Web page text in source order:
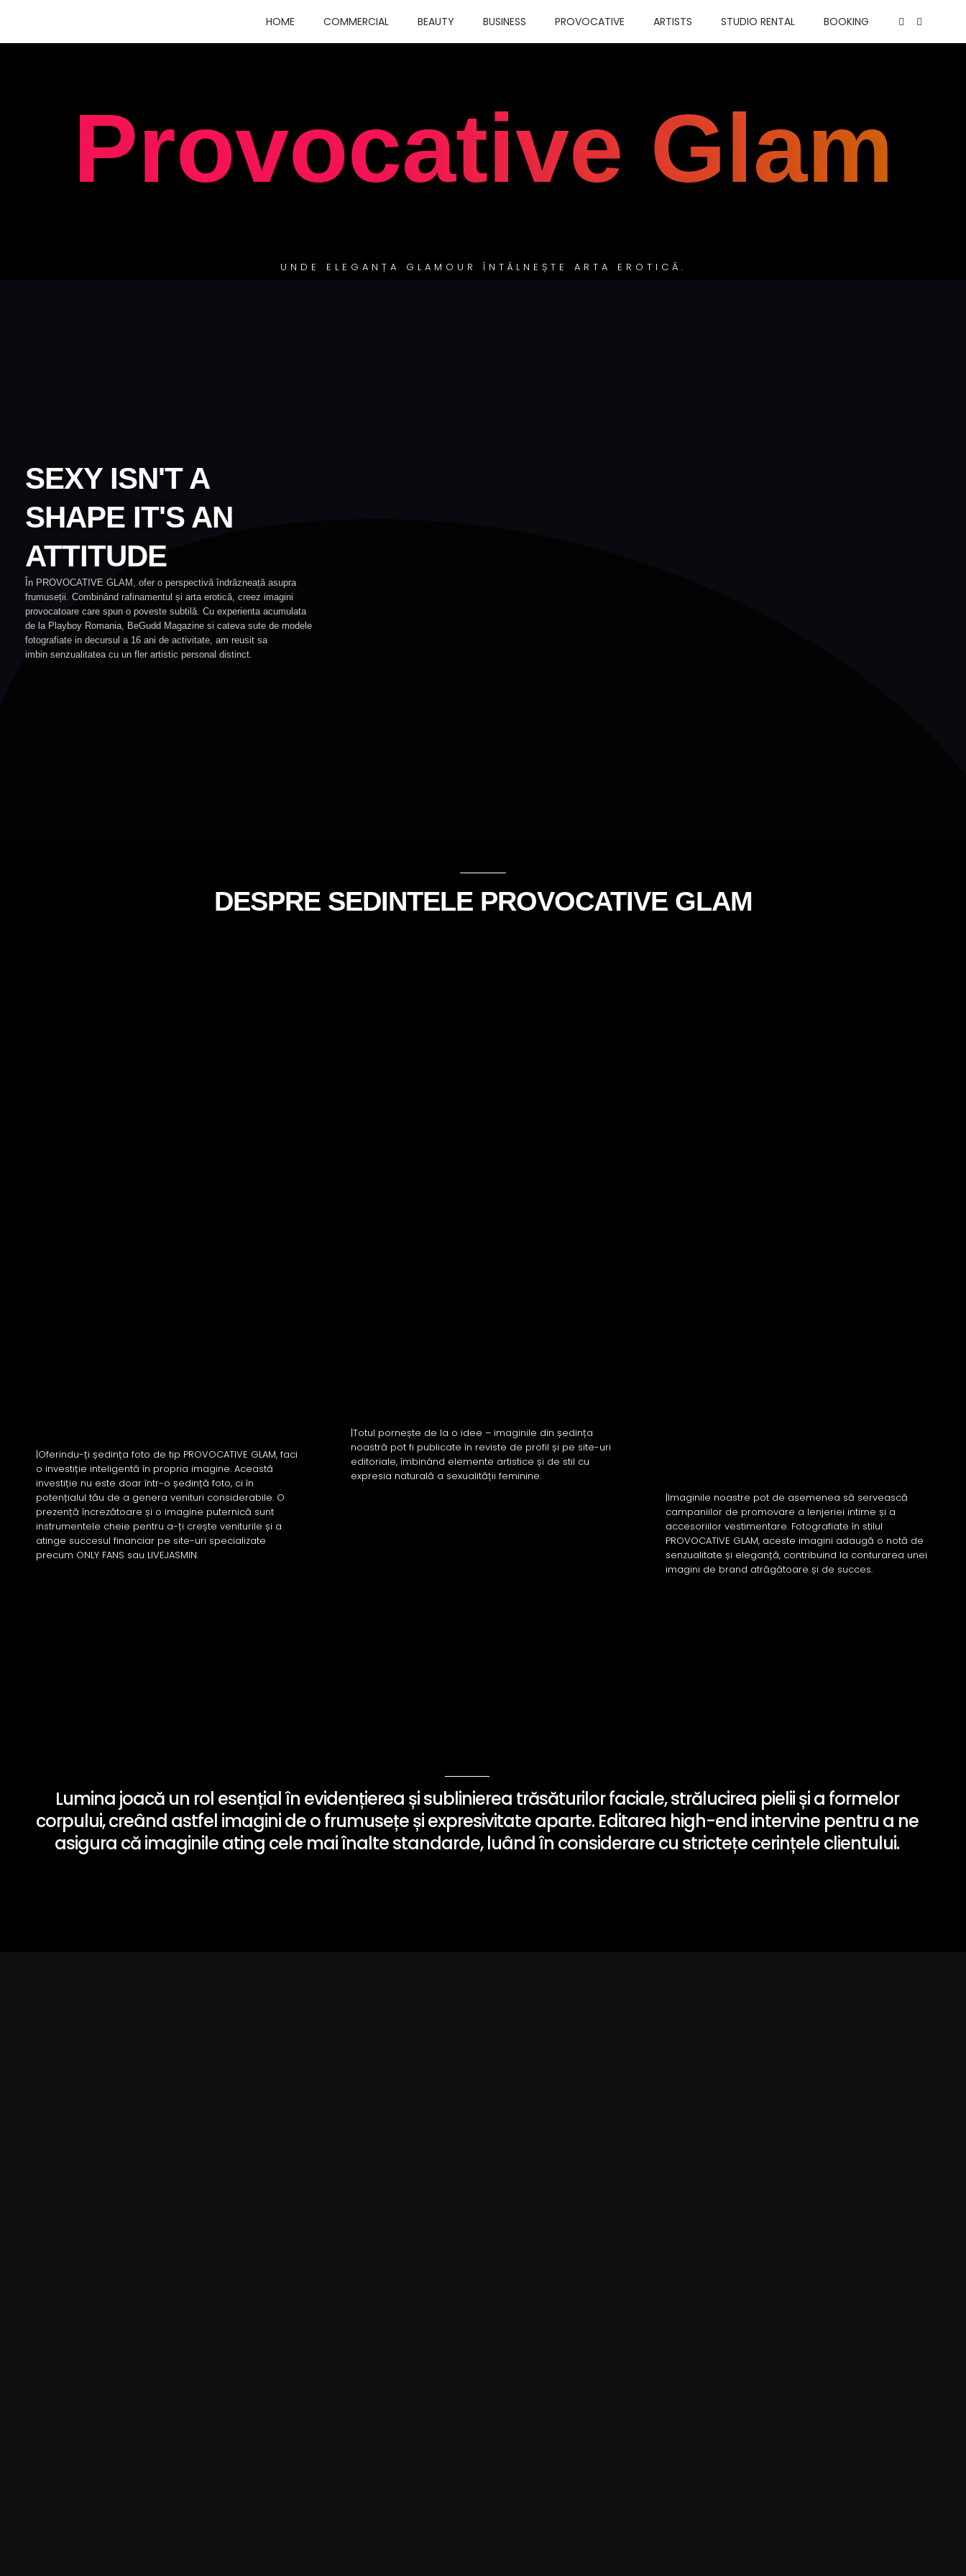
HOME COMMERCIAL BEAUTY BUSINESS PROVOCATIVE ARTISTS STUDIO RENTAL BOOKING
Provocative Glam
UNDE ELEGANȚA GLAMOUR ÎNTÂLNEȘTE ARTA EROTICĂ.
SEXY ISN'T A
SHAPE IT'S AN
ATTITUDE
În PROVOCATIVE GLAM, ofer o perspectivă îndrăzneață asupra
frumuseții. Combinând rafinamentul și arta erotică, creez imagini
provocatoare care spun o poveste subtilă. Cu experienta acumulata
de la Playboy Romania, BeGudd Magazine si cateva sute de modele
fotografiate in decursul a 16 ani de activitate, am reusit sa
imbin senzualitatea cu un fler artistic personal distinct.
DESPRE SEDINTELE PROVOCATIVE GLAM
|Oferindu-ți ședința foto de tip PROVOCATIVE GLAM, faci
o investiție inteligentă în propria imagine. Această
investiție nu este doar într-o ședință foto, ci în
potențialul tău de a genera venituri considerabile. O
prezență încrezătoare și o imagine puternică sunt
instrumentele cheie pentru a-ți crește veniturile și a
atinge succesul financiar pe site-uri specializate
precum ONLY FANS sau LIVEJASMIN.
|Totul pornește de la o idee – imaginile din ședința
noastră pot fi publicate în reviste de profil și pe site-uri
editoriale, îmbinând elemente artistice și de stil cu
expresia naturală a sexualității feminine.
|Imaginile noastre pot de asemenea să servească
campaniilor de promovare a lenjeriei intime și a
accesoriilor vestimentare. Fotografiate în stilul
PROVOCATIVE GLAM, aceste imagini adaugă o notă de
senzualitate și eleganță, contribuind la conturarea unei
imagini de brand atrăgătoare și de succes.
Lumina joacă un rol esențial în evidențierea și sublinierea trăsăturilor faciale, strălucirea pielii și a formelor
corpului, creând astfel imagini de o frumusețe și expresivitate aparte. Editarea high-end intervine pentru a ne
asigura că imaginile ating cele mai înalte standarde, luând în considerare cu strictețe cerințele clientului.